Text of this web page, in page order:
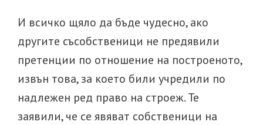
И всичко щяло да бъде чудесно, ако
другите съсобственици не предявили
претенции по отношение на построеното,
извън това, за което били учредили по
надлежен ред право на строеж. Те
заявили, че се явяват собственици на